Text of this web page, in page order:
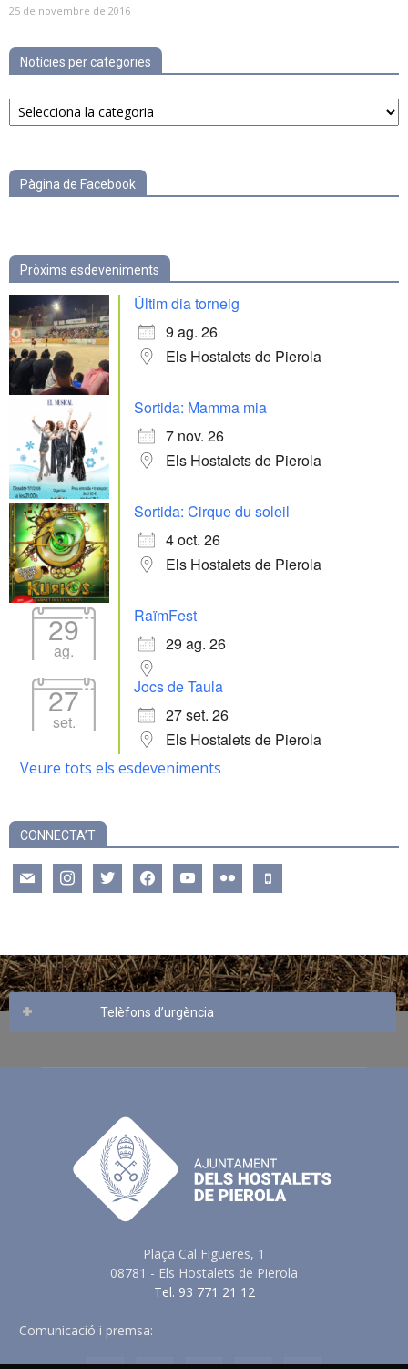
25 de novembre de 2016
Notícies per categories
Notícies
per
Pàgina de Facebook
Pròxims esdeveniments
Últim dia torneig
9 ag. 26
Els Hostalets de Pierola
Sortida: Mamma mia
7 nov. 26
Els Hostalets de Pierola
Sortida: Cirque du soleil
4 oct. 26
Els Hostalets de Pierola
29
ag.
RaïmFest
29 ag. 26
27
set.
Jocs de Taula
27 set. 26
Els Hostalets de Pierola
Veure tots els esdeveniments
CONNECTA’T
mail instagramtwitter facebookyoutube flickr mobile
Telèfons d’urgència
Plaça Cal Figueres, 1
08781 - Els Hostalets de Pierola
Tel. 93 771 21 12
Comunicació i premsa: